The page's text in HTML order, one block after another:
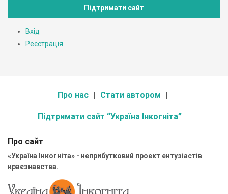
Підтримати сайт
Вхід
Реєстрація
Про нас Стати автором
Підтримати сайт “Україна Інкогніта”
Про сайт
«Україна Інкогніта» - неприбутковий проект ентузіастів
краєзнавства.